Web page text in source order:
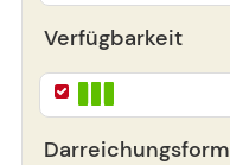
Verfügbarkeit
Darreichungsform